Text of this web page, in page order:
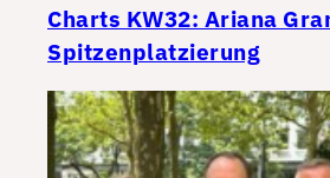
Charts KW32: Ariana
Spitzenplatzierung